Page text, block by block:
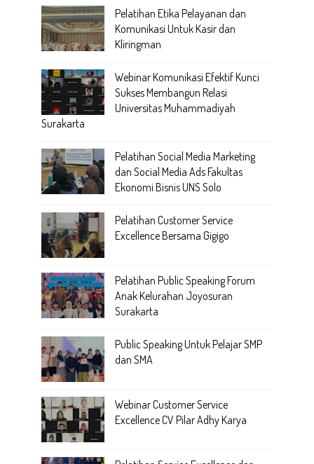
Pelatihan Etika Pelayanan dan
Komunikasi Untuk Kasir dan
Kliringman
Webinar Komunikasi Efektif Kunci
Sukses Membangun Relasi
Universitas Muhammadiyah
Surakarta
Pelatihan Social Media Marketing
dan Social Media Ads Fakultas
Ekonomi Bisnis UNS Solo
Pelatihan Customer Service
Excellence Bersama Gigigo
Pelatihan Public Speaking Forum
Anak Kelurahan Joyosuran
Surakarta
Public Speaking Untuk Pelajar SMP
dan SMA
Webinar Customer Service
Excellence CV Pilar Adhy Karya